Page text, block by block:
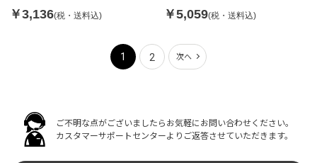
￥3,136(税・送料込) ￥5,059(税・送料込)
1 2 次へ
ご不明な点がございましたらお気軽にお問い合わせください。
カスタマーサポートセンターよりご返答させていただきます。